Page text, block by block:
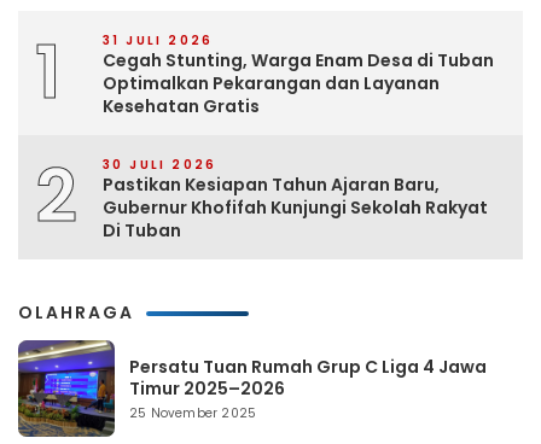
1 31 JULI 2026
Cegah Stunting, Warga Enam Desa di Tuban
Optimalkan Pekarangan dan Layanan
Kesehatan Gratis
2 30 JULI 2026
Pastikan Kesiapan Tahun Ajaran Baru,
Gubernur Khofifah Kunjungi Sekolah Rakyat
Di Tuban
OLAHRAGA
Persatu Tuan Rumah Grup C Liga 4 Jawa
Timur 2025–2026
25 November 2025